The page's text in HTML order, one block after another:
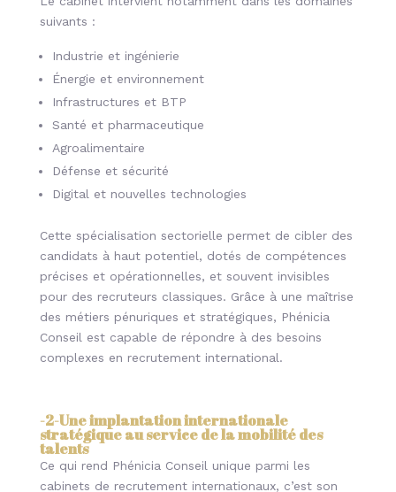
suivants :
Industrie et ingénierie
Énergie et environnement
Infrastructures et BTP
Santé et pharmaceutique
Agroalimentaire
Défense et sécurité
Digital et nouvelles technologies
Cette spécialisation sectorielle permet de cibler des
candidats à haut potentiel, dotés de compétences
précises et opérationnelles, et souvent invisibles
pour des recruteurs classiques. Grâce à une maîtrise
des métiers pénuriques et stratégiques, Phénicia
Conseil est capable de répondre à des besoins
complexes en recrutement international.
-2-Une implantation internationale
stratégique au service de la mobilité des
talents
Ce qui rend Phénicia Conseil unique parmi les
cabinets de recrutement internationaux, c’est son